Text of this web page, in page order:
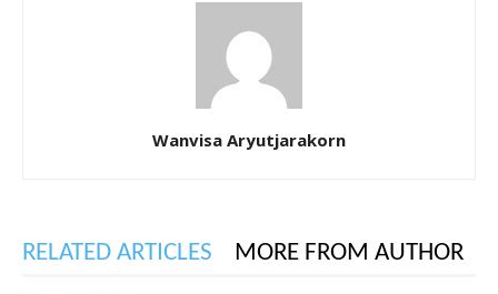
Wanvisa Aryutjarakorn
RELATED ARTICLES MORE FROM AUTHOR